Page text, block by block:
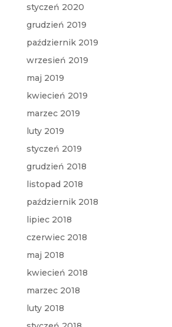
styczeń 2020
grudzień 2019
październik 2019
wrzesień 2019
maj 2019
kwiecień 2019
marzec 2019
luty 2019
styczeń 2019
grudzień 2018
listopad 2018
październik 2018
lipiec 2018
czerwiec 2018
maj 2018
kwiecień 2018
marzec 2018
luty 2018